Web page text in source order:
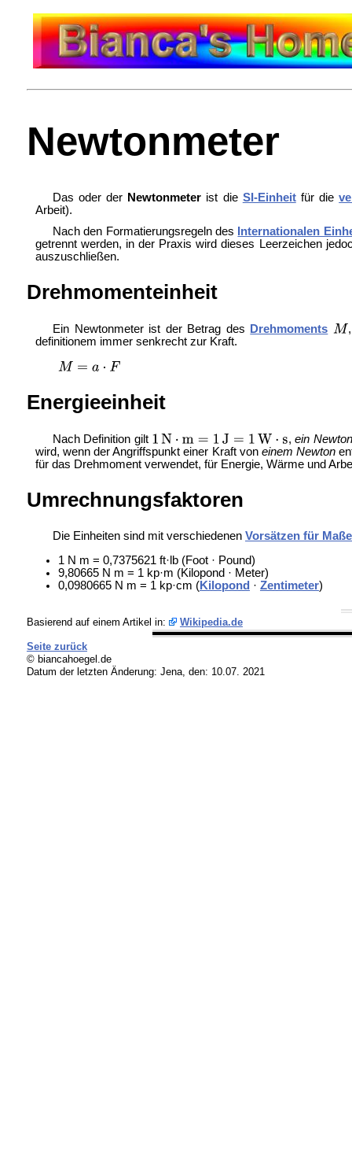
Newtonmeter
Das oder der Newtonmeter ist die SI-Einheitfür die
Arbeit).
Nach den Formatierungsregeln des
Internationalen
getrennt werden, in der Praxis wird dieses Leerzeichen
auszuschließen.
Drehmomenteinheit
Ein Newtonmeter ist der Betrag des Drehmoments
definitionem immer senkrecht zur Kraft.
Energieeinheit
Nach Definition gilt ,ein
wird, wenn der Angriffspunkt einer Kraft von einem Newton
für das Drehmoment verwendet, für Energie, Wärme und
Umrechnungsfaktoren
Die Einheiten sind mit verschiedenen Vorsätzen für
1 N m = 0,7375621 ft·lb (Foot · Pound)
9,80665 N m = 1 kp·m (Kilopond · Meter)
0,0980665 N m = 1 kp·cm (Kilopond · Zentimeter)
Basierend auf einem Artikel in: Wikipedia.de
Seite zurück
© biancahoegel.de
Datum der letzten Änderung: Jena, den: 10.07. 2021